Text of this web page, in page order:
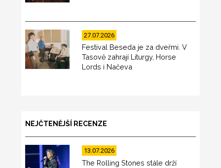
27.07.2026
Festival Beseda je za dveřmi. V
Tasově zahrají Liturgy, Horse
Lords i Načeva
NEJČTENĚJŠÍ RECENZE
13.07.2026
The Rolling Stones stále drží